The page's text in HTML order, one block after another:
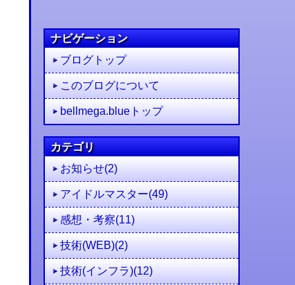
ナビゲーション
ブログトップ
このブログについて
bellmega.blueトップ
カテゴリ
お知らせ(2)
アイドルマスター(49)
感想・考察(11)
技術(WEB)(2)
技術(インフラ)(12)